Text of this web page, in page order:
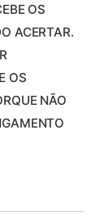
OS
ACERTAR.
OS
NÃO